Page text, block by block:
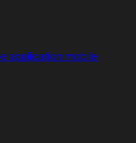
application mobile